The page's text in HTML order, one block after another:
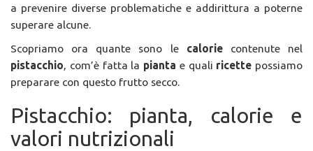
a prevenire diverse problematiche e addirittura a poterne
superare alcune.
Scopriamo ora quante sono le calorie contenute nel
pistacchio, com’è fatta la pianta e quali ricette possiamo
preparare con questo frutto secco.
Pistacchio: pianta, calorie e
valori nutrizionali